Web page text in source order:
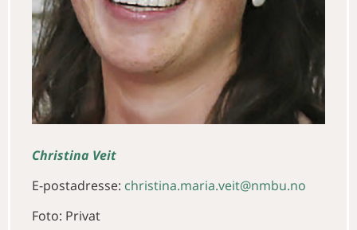
Christina Veit
E-postadresse: christina.maria.veit@nmbu.no
Foto: Privat